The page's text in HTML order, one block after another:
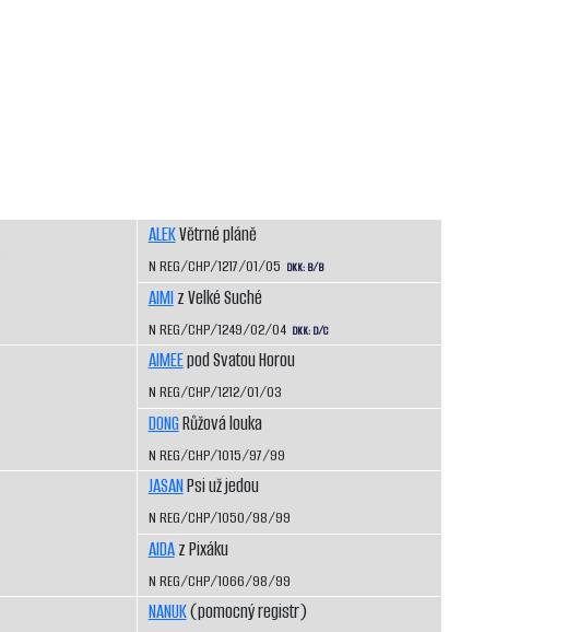
ALEKVětrné pláně
N REG/CHP/1217/01/05 DKK: B/B
AIMIz Velké Suché
N REG/CHP/1249/02/04 DKK: D/C
AIMEEpod Svatou Horou
N REG/CHP/1212/01/03
DONGRůžová louka
N REG/CHP/1015/97/99
JASANPsi už jedou
N REG/CHP/1050/98/99
AIDAz Pixáku
N REG/CHP/1066/98/99
NANUK(pomocný registr)